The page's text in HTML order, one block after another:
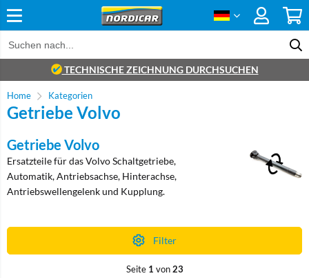
TECHNISCHE ZEICHNUNG DURCHSUCHEN
Home Kategorien
Getriebe Volvo
Getriebe Volvo
Ersatzteile für das Volvo Schaltgetriebe,
Automatik, Antriebsachse, Hinterachse,
Antriebswellengelenk und Kupplung.
Filter
Seite 1 von23